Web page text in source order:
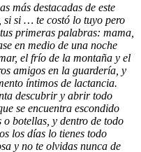
más destacadas de este
si si … te costó lo tuyo pero
primeras palabras: mama,
en medio de una noche
el frío de la montaña y el
amigos en la guardería, y
íntimos de lactancia.
descubrir y abrir todo
se encuentra escondido
botellas, y dentro de todo
los días lo tienes todo
y no te olvidas nunca de